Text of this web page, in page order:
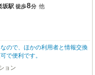
坂駅 徒歩8分 他
ので、ほかの利用者と情報交換
で便利です。
ョン